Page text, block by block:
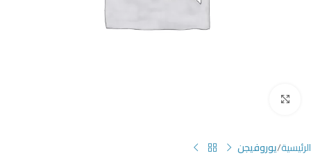
الرئيسية يوروفيجن